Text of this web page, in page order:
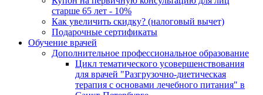
старше 65 лет - 10%
Как увеличить скидку? (налоговый вычет)
Подарочные сертификаты
Обучение врачей
Дополнительное профессиональное образование
Цикл тематического усовершенствования
для врачей "Разгрузочно-диетическая
терапия с основами лечебного питания" в